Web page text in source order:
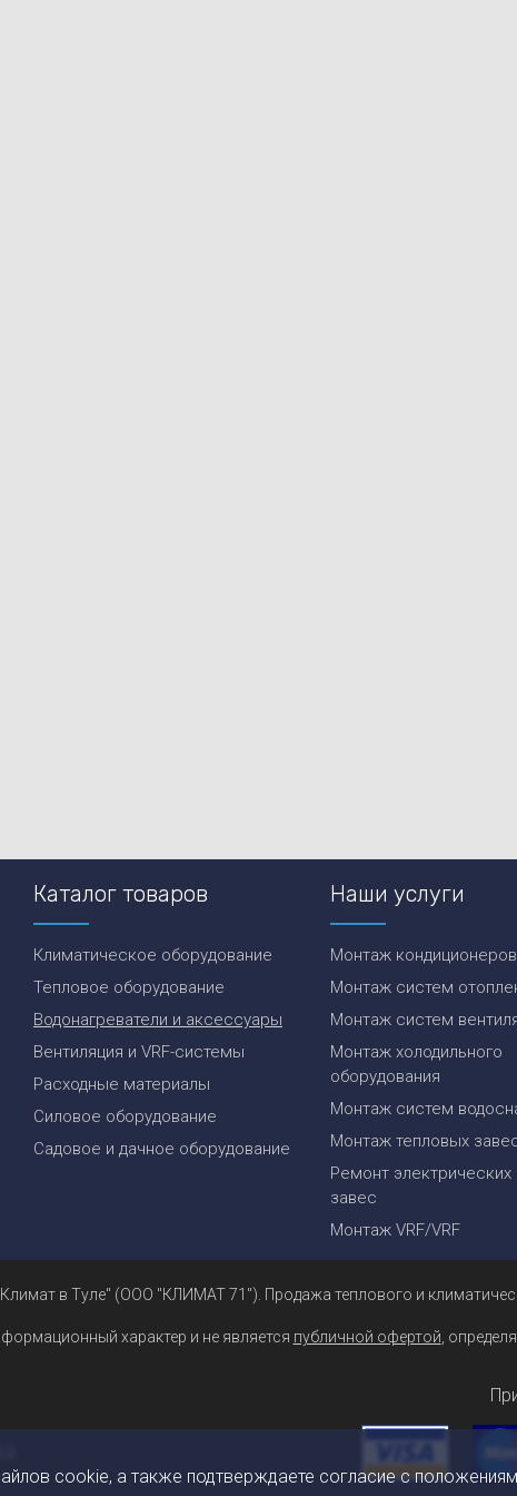
Каталог товаров
Климатическое оборудование
Тепловое оборудование
Водонагреватели и аксессуары
Вентиляция и VRF-системы
Расходные материалы
Силовое оборудование
Садовое и дачное оборудование
Наши услуги
Монтаж кондиционеров
Монтаж систем
Монтаж систем
Монтаж холодильного
оборудования
Монтаж систем
Монтаж тепловых
Ремонт электрических
завес
Монтаж VRF/VRF
в Туле" (ООО "КЛИМАТ 71"). Продажа теплового и
характер и не является публичной офертой,
cookie, а также подтверждаете согласие с